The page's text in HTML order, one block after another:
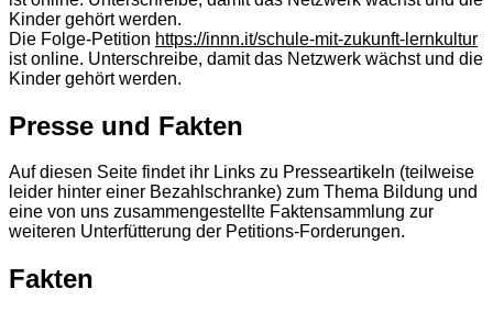
Kinder gehört werden.
Die Folge-Petition https://innn.it/schule-mit-zukunft-lernkultur
ist online. Unterschreibe, damit das Netzwerk wächst und die
Kinder gehört werden.
Presse und Fakten
Auf diesen Seite findet ihr Links zu Presseartikeln (teilweise
leider hinter einer Bezahlschranke) zum Thema Bildung und
eine von uns zusammengestellte Faktensammlung zur
weiteren Unterfütterung der Petitions-Forderungen.
Fakten